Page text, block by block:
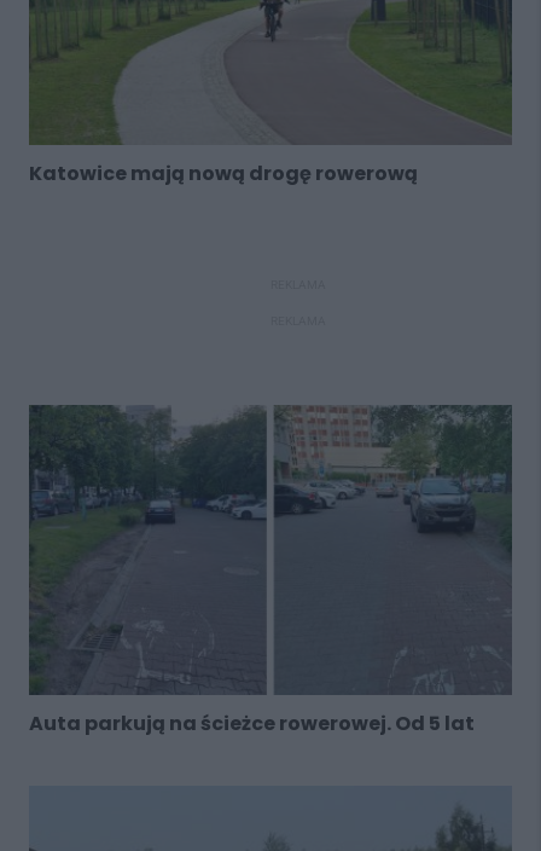
Katowice mają nową drogę rowerową
Auta parkują na ścieżce rowerowej. Od 5 lat